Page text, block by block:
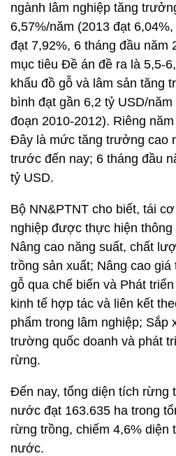
ngành lâm nghiệp tăng
6,57%/năm (2013 đạt
đạt 7,92%, 6 tháng đầu năm
mục tiêu Đề án đề ra là 5,5-
khẩu đồ gỗ và lâm sản tăng
bình đạt gần 6,2 tỷ USD/
đoạn 2010-2012). Riêng
Đây là mức tăng trưởng cao
trước đến nay; 6 tháng đầu
tỷ USD.
Bộ NN&PTNT cho biết, tái
nghiệp được thực hiện
Nâng cao năng suất, chất
trồng sản xuất; Nâng cao giá
gỗ qua chế biến và Phát
kinh tế hợp tác và liên kết
phẩm trong lâm nghiệp; Sắp
trường quốc doanh và phát
rừng.
Đến nay, tổng diện tích rừng
nước đạt 163.635 ha trong
rừng trồng, chiếm 4,6% diện
nước.